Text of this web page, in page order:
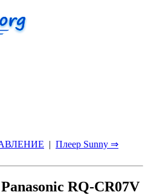
| Плеер Sunny ⇒
RQ-CR07V